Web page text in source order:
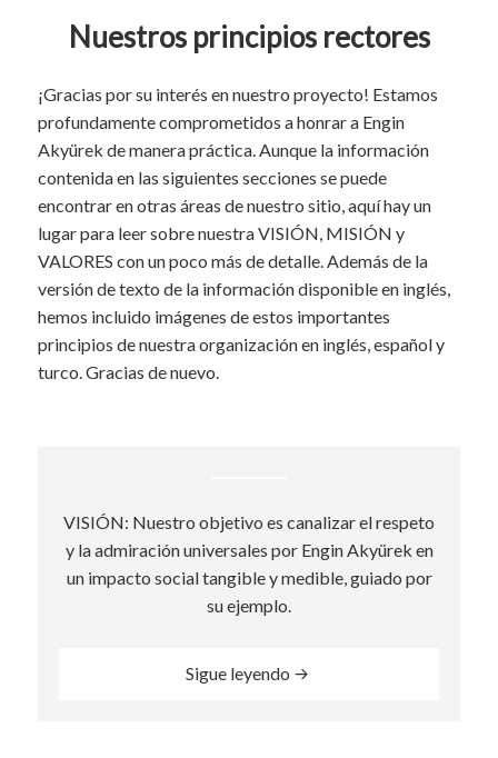
Nuestros principios rectores
¡Gracias por su interés en nuestro proyecto! Estamos
profundamente comprometidos a honrar a Engin
Akyürek de manera práctica. Aunque la información
contenida en las siguientes secciones se puede
encontrar en otras áreas de nuestro sitio, aquí hay un
lugar para leer sobre nuestra VISIÓN, MISIÓN y
VALORES con un poco más de detalle. Además de la
versión de texto de la información disponible en inglés,
hemos incluido imágenes de estos importantes
principios de nuestra organización en inglés, español y
turco. Gracias de nuevo.
VISIÓN: Nuestro objetivo es canalizar el respeto
y la admiración universales por Engin Akyürek en
un impacto social tangible y medible, guiado por
su ejemplo.
Sigue leyendo “Vision”